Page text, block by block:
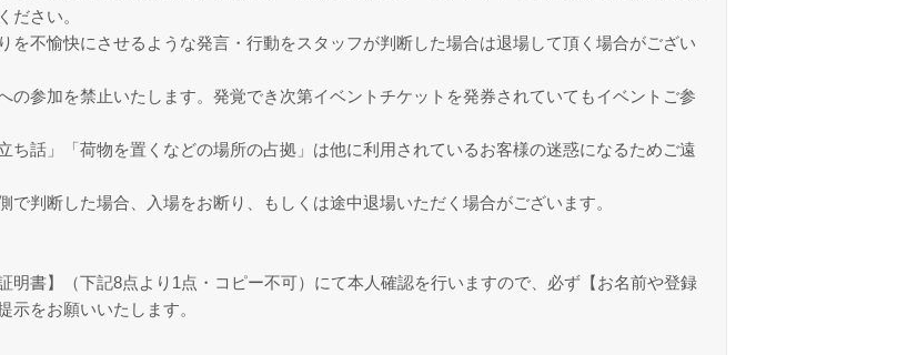
ださい。
を不愉快にさせるような発言・行動をスタッフが判断した場合は退場して頂く場合がござい
の参加を禁止いたします。発覚でき次第イベントチケットを発券されていてもイベントご参
ち話」「荷物を置くなどの場所の占拠」は他に利用されているお客様の迷惑になるためご遠
で判断した場合、入場をお断り、もしくは途中退場いただく場合がございます。
明書】（下記8点より1点・コピー不可）にて本人確認を行いますので、必ず【お名前や登録
をお願いいたします。